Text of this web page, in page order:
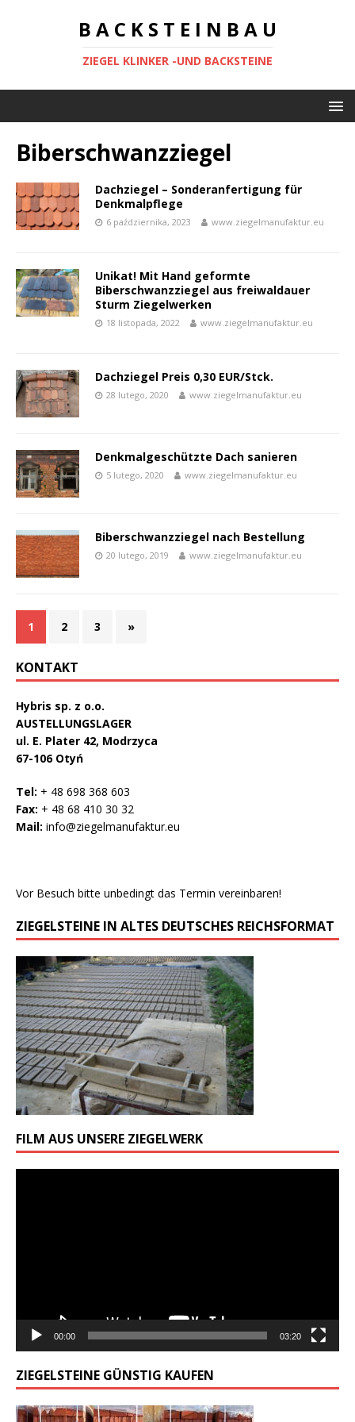
B A C K S T E I N B A U
ZIEGEL KLINKER -UND BACKSTEINE
Biberschwanzziegel
Dachziegel – Sonderanfertigung für
Denkmalpflege
6 października, 2023 www.ziegelmanufaktur.eu
Unikat! Mit Hand geformte
Biberschwanzziegel aus freiwaldauer
Sturm Ziegelwerken
18 listopada, 2022 www.ziegelmanufaktur.eu
Dachziegel Preis 0,30 EUR/Stck.
28 lutego, 2020 www.ziegelmanufaktur.eu
Denkmalgeschützte Dach sanieren
5 lutego, 2020 www.ziegelmanufaktur.eu
Biberschwanzziegel nach Bestellung
20 lutego, 2019 www.ziegelmanufaktur.eu
1 2 3 »
KONTAKT
Hybris sp. z o.o.
AUSTELLUNGSLAGER
ul. E. Plater 42, Modrzyca
67-106 Otyń
Tel: + 48 698 368 603
Fax: + 48 68 410 30 32
Mail: info@ziegelmanufaktur.eu
Vor Besuch bitte unbedingt das Termin vereinbaren!
ZIEGELSTEINE IN ALTES DEUTSCHES REICHSFORMAT
FILM AUS UNSERE ZIEGELWERK
00:00 03:20
ZIEGELSTEINE GÜNSTIG KAUFEN